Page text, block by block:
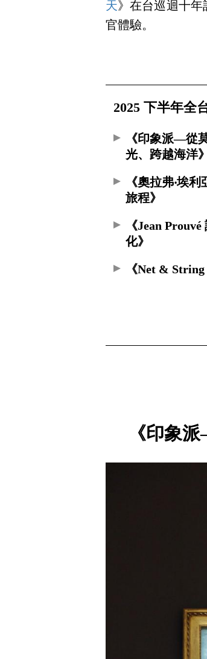
天》在台巡迴十
官體驗。
2025 下半年全
《印象派—從
光、跨越海洋》
《奧拉弗‧埃
旅程》
《Jean
化》
《Net & String
《印象